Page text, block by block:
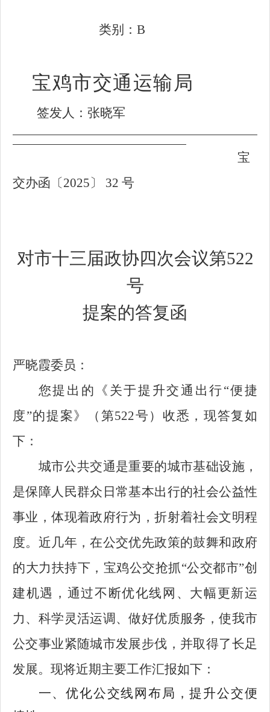
类别：B
宝鸡市交通运输局
签发人：张晓军
宝
交办函〔2025〕 32 号
对市十三届政协四次会议第522
号
提案的答复函
严晓霞委员：
您提出的《关于提升交通出行“便捷
度”的提案》（第522号）收悉，现答复如
下：
城市公共交通是重要的城市基础设施，
是保障人民群众日常基本出行的社会公益性
事业，体现着政府行为，折射着社会文明程
度。近几年，在公交优先政策的鼓舞和政府
的大力扶持下，宝鸡公交抢抓“公交都市”创
建机遇，通过不断优化线网、大幅更新运
力、科学灵活运调、做好优质服务，使我市
公交事业紧随城市发展步伐，并取得了长足
发展。现将近期主要工作汇报如下：
一、优化公交线网布局，提升公交便